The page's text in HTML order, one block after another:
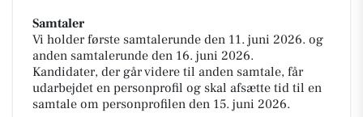
Samtaler
Vi holder første samtalerunde den 11. juni 2026. og
anden samtalerunde den 16. juni 2026.
Kandidater, der går videre til anden samtale, får
udarbejdet en personprofil og skal afsætte tid til en
samtale om personprofilen den 15. juni 2026.